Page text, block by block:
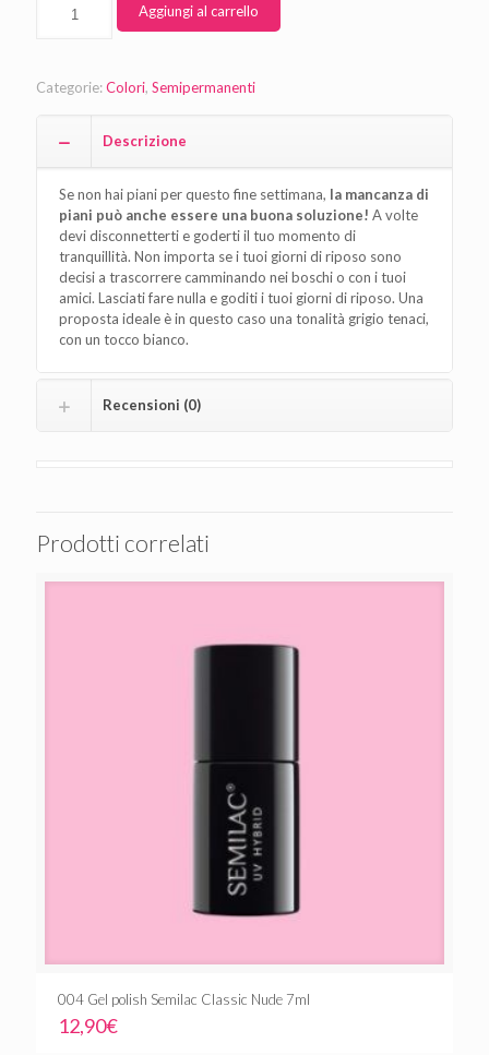
Aggiungi al carrello
Categorie:Colori, Semipermanenti
Descrizione
Se non hai piani per questo fine settimana, la mancanza di
piani può anche essere una buona soluzione! A volte
devi disconnetterti e goderti il tuo momento di
tranquillità. Non importa se i tuoi giorni di riposo sono
decisi a trascorrere camminando nei boschi o con i tuoi
amici. Lasciati fare nulla e goditi i tuoi giorni di riposo. Una
proposta ideale è in questo caso una tonalità grigio tenaci,
con un tocco bianco.
Recensioni (0)
Prodotti correlati
004 Gel polish Semilac Classic Nude 7ml
12,90€